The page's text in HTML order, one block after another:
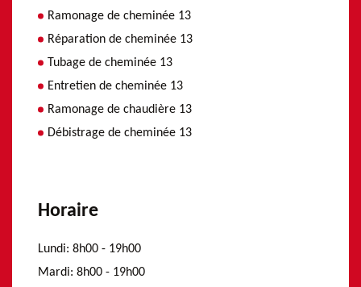
Ramonage de cheminée 13
Réparation de cheminée 13
Tubage de cheminée 13
Entretien de cheminée 13
Ramonage de chaudière 13
Débistrage de cheminée 13
Horaire
Lundi: 8h00 - 19h00
Mardi: 8h00 - 19h00